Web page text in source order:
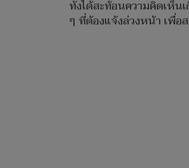
ทั้งได้สะท้อนความคิดเห็น
ๆ ที่ต้องแจ้งล่วงหน้า เพื่อ